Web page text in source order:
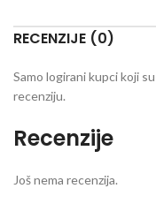
RECENZIJE (0)
Recenzije
Još nema recenzija.
Samo logirani kupci koji
recenziju.